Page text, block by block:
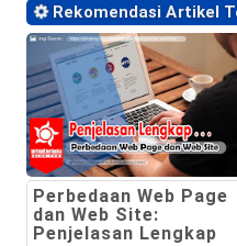
Rekomendasi Artikel
Perbedaan Web Page
dan Web Site:
Penjelasan Lengkap